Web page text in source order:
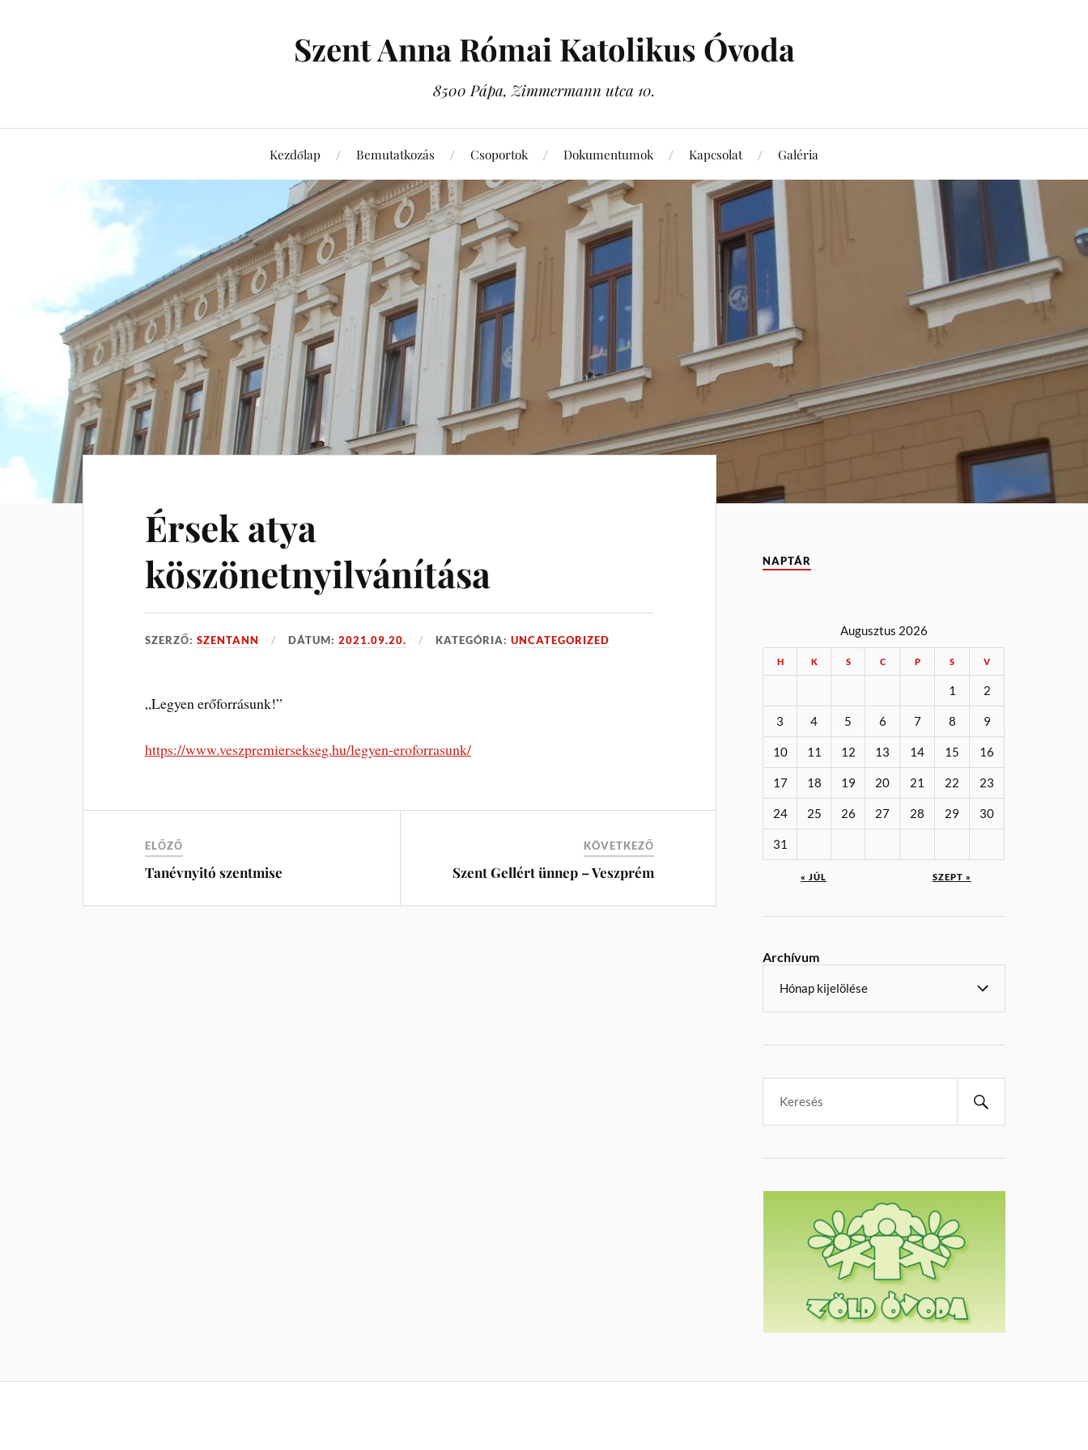
Szent Anna Római Katolikus Óvoda
8500 Pápa, Zimmermann utca 10.
Kezdőlap Bemutatkozás Csoportok Dokumentumok Kapcsolat Galéria
Érsek atya
köszönetnyilvánítása
SZERZŐ:SZENTANN DÁTUM:2021.09.20. KATEGÓRIA:UNCATEGORIZED
„Legyen erőforrásunk!”
https://www.veszpremiersekseg.hu/legyen-eroforrasunk/
ELŐZŐ
Tanévnyitó szentmise
KÖVETKEZŐ
Szent Gellért ünnep – Veszprém
NAPTÁR
Augusztus 2026
H K S C P S V
1 2
3 4 5 6 7 8 9
10 11 12 13 14 15 16
17 18 19 20 21 22 23
24 25 26 27 28 29 30
31
« JÚL SZEPT »
Archívum